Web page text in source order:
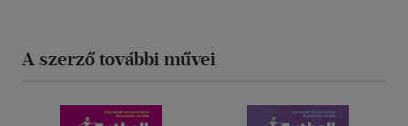
A szerző további művei